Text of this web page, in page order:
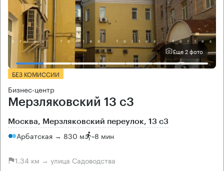
Еще 2 фото
БЕЗ КОМИССИИ
Бизнес-центр
Мерзляковский 13 с3
Москва, Мерзляковский переулок, 13 с3
Арбатская → 830 м ~8 мин
1.34 км → улица Садоводства